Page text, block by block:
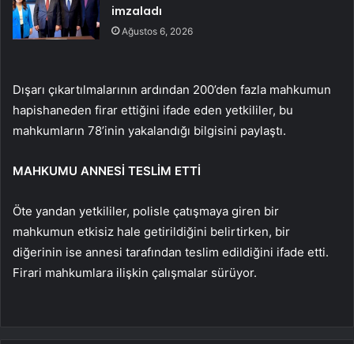
imzaladı
Ağustos 6, 2026
Dışarı çıkartılmalarının ardından 200’den fazla mahkumun
hapishaneden firar ettiğini ifade eden yetkililer, bu
mahkumların 78’inin yakalandığı bilgisini paylaştı.
MAHKUMU ANNESİ TESLİM ETTİ
Öte yandan yetkililer, polisle çatışmaya giren bir
mahkumun etkisiz hale getirildiğini belirtirken, bir
diğerinin ise annesi tarafından teslim edildiğini ifade etti.
Firari mahkumlara ilişkin çalışmalar sürüyor.